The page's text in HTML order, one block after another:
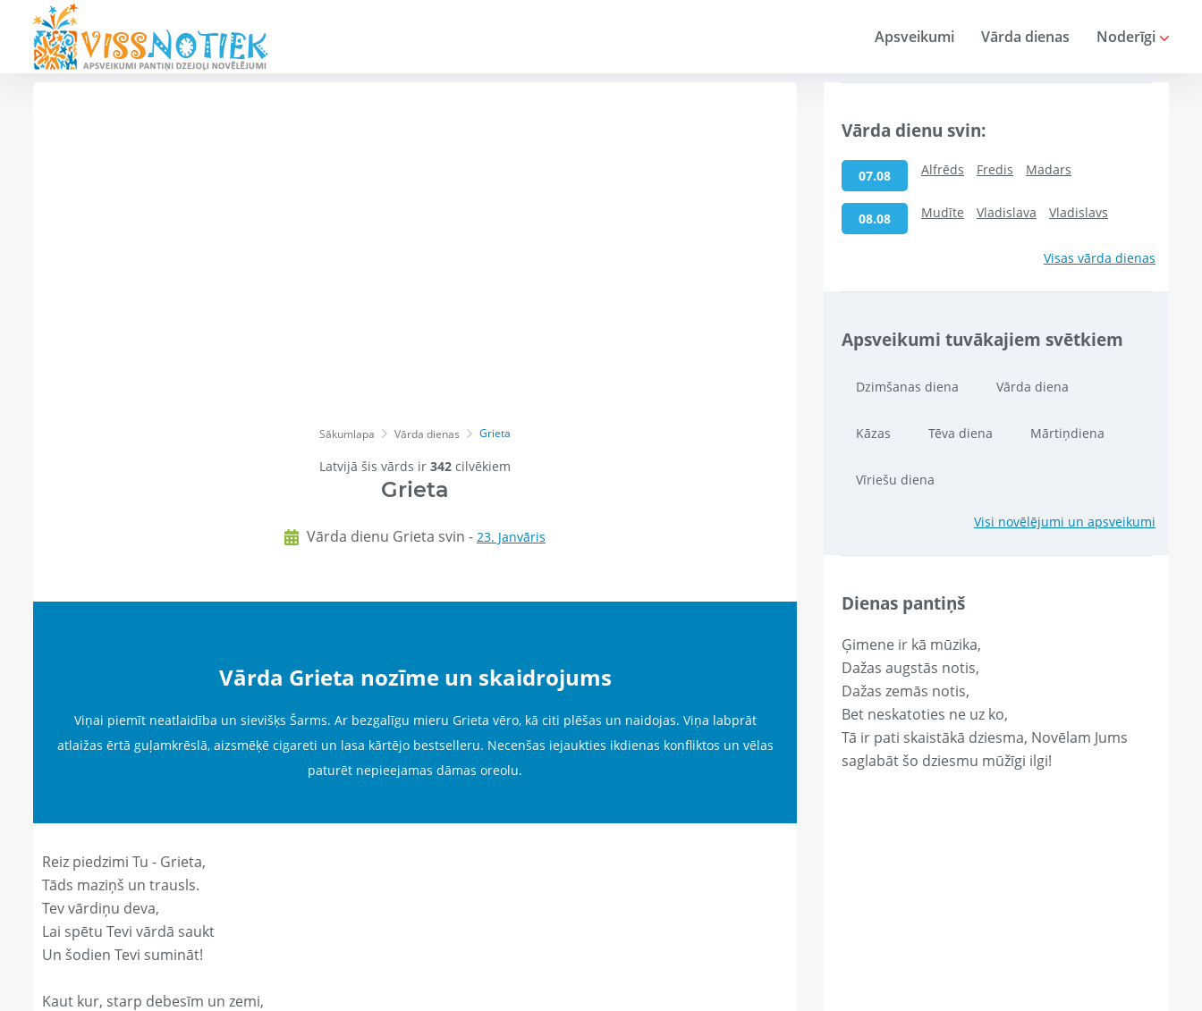
Apsveikumi Vārda dienas Noderīgi
Sākumlapa Vārda dienas Grieta
Latvijā šis vārds ir 342 cilvēkiem
Grieta
Vārda dienu Grieta svin - 23. Janvāris
Vārda Grieta nozīme un skaidrojums
Viņai piemīt neatlaidība un sievišķs Šarms. Ar bezgalīgu mieru Grieta vēro, kā citi plēšas un naidojas. Viņa labprāt
atlaižas ērtā guļamkrēslā, aizsmēķē cigareti un lasa kārtējo bestselleru. Necenšas iejaukties ikdienas konfliktos un vēlas
paturēt nepieejamas dāmas oreolu.
Reiz piedzimi Tu - Grieta,
Tāds maziņš un trausls.
Tev vārdiņu deva,
Lai spētu Tevi vārdā saukt
Un šodien Tevi sumināt!
Kaut kur, starp debesīm un zemi,
Vārda dienu svin:
07.08 Alfrēds Fredis Madars
08.08 Mudīte Vladislava Vladislavs
Visas vārda dienas
Apsveikumi tuvākajiem svētkiem
Dzimšanas diena Vārda diena
Kāzas Tēva diena Mārtiņdiena
Vīriešu diena
Visi novēlējumi un apsveikumi
Dienas pantiņš
Ģimene ir kā mūzika,
Dažas augstās notis,
Dažas zemās notis,
Bet neskatoties ne uz ko,
Tā ir pati skaistākā dziesma, Novēlam Jums
saglabāt šo dziesmu mūžīgi ilgi!